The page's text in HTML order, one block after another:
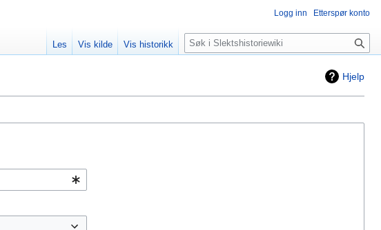
Hjelp
Logg inn Etterspør konto
Les Vis kilde Vis historikk
Søk